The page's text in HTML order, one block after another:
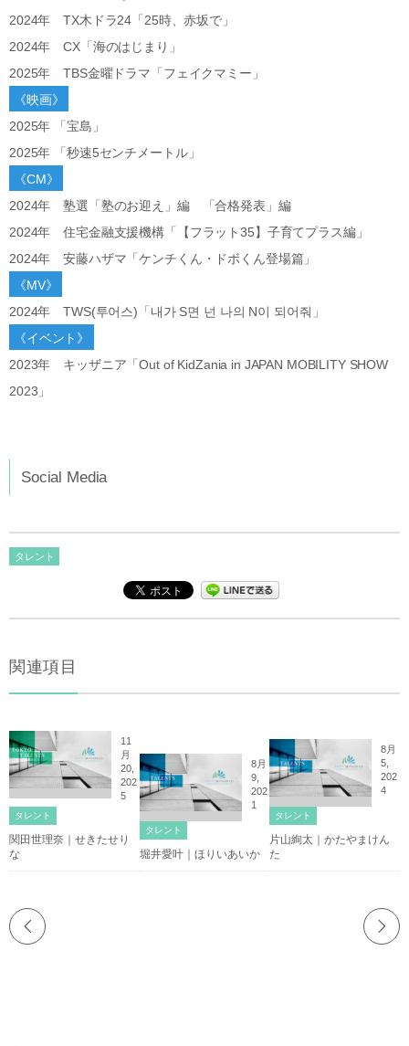
2024年 TX木ドラ24「25時、赤坂で」
2024年 CX「海のはじまり」
2025年 TBS金曜ドラマ「フェイクマミー」
《映画》
2025年 「宝島」
2025年 「秒速5センチメートル」
《CM》
2024年 塾選「塾のお迎え」編 「合格発表」編
2024年 住宅金融支援機構「【フラット35】子育てプラス編」
2024年 安藤ハザマ「ケンチくん・ドボくん登場篇」
《MV》
2024年 TWS(투어스)「내가 S면 넌 나의 N이 되어줘」
《イベント》
2023年 キッザニア「Out of KidZania in JAPAN MOBILITY SHOW
2023」
Social Media
タレント
関連項目
11
月
20,
202
5
タレント
関田世理奈｜せきたせり
な
8月
9,
202
1
タレント
堀井愛叶｜ほりいあいか
8月
5,
202
4
タレント
片山絢太｜かたやまけん
た